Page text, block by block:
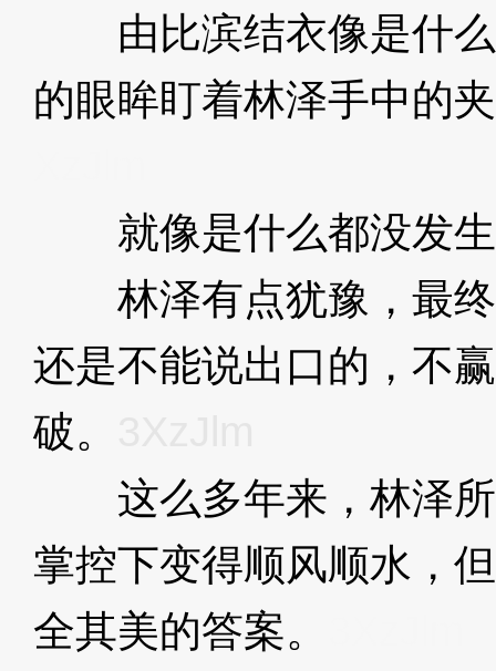
由比滨结衣像是什么
的眼眸盯着林泽手中的
就像是什么都没发生
林泽有点犹豫，最终
还是不能说出口的，不
破。
这么多年来，林泽所
掌控下变得顺风顺水，
全其美的答案。